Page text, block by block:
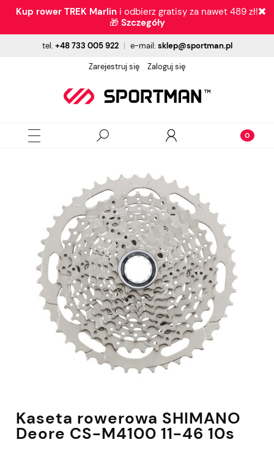
Kup rower TREK Marlin i odbierz gratisy za nawet 489 zł!
🎁 Szczegóły
tel. +48 733 005 922 | e-mail: sklep@sportman.pl
Zarejestruj się
Zaloguj się
Kaseta rowerowa SHIMANO
Deore CS-M4100 11-46 10s